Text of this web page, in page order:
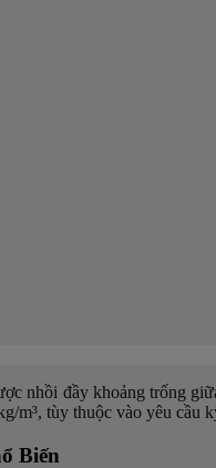
nhồi đầy khoảng trống
m³, tùy thuộc vào yêu cầu
Biến